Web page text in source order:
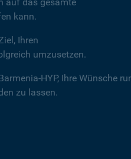
kann.
Ihren
umzusetzen.
HYP, Ihre Wünsche
zu lassen.